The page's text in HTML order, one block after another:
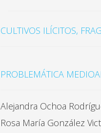
CULTIVOS ILÍCITOS,
PROBLEMÁTICA
Alejandra Ochoa
Rosa María González